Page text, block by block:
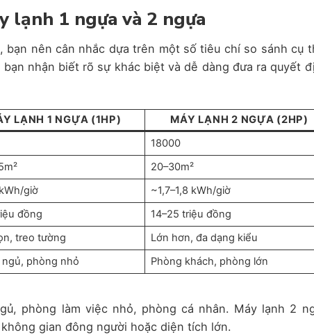
lạnh 1 ngựa và 2 ngựa
nên cân nhắc dựa trên một số tiêu chí so sánh cụ
nhận biết rõ sự khác biệt và dễ dàng đưa ra quyết
LẠNH 1 NGỰA (1HP)
MÁY LẠNH 2 NGỰA (2HP)
18000
20–30m²
giờ
~1,7–1,8 kWh/giờ
đồng
14–25 triệu đồng
treo tường
Lớn hơn, đa dạng kiểu
ngủ, phòng nhỏ Phòng khách, phòng lớn
phòng làm việc nhỏ, phòng cá nhân. Máy lạnh 2
gian đông người hoặc diện tích lớn.